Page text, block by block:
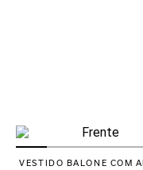
VESTIDO BALONE COM